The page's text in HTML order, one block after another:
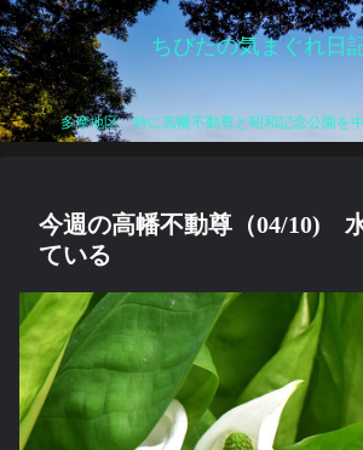
ちびたの気まぐれ日
多摩地区、特に高幡不動尊と昭和記念公園を
今週の高幡不動尊（04/10)
ている